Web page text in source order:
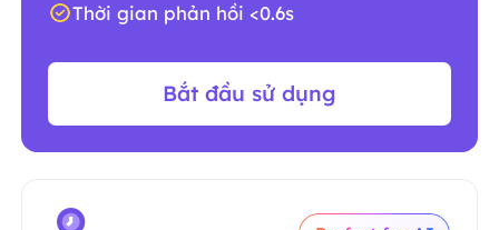
Thời gian phản hồi <0.6s
Bắt đầu sử dụng